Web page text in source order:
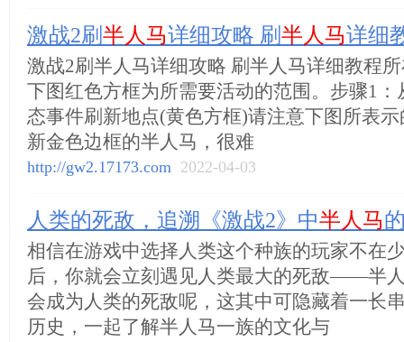
激战2刷半人马详细攻略 刷半人马详细
激战2刷半人马详细攻略 刷半人马详细教程
下图红色方框为所需要活动的范围。步骤1
态事件刷新地点(黄色方框)请注意下图所表
新金色边框的半人马，很难
http://gw2.17173.com 2022-04-03
人类的死敌，追溯《激战2》中半人马
相信在游戏中选择人类这个种族的玩家不在
后，你就会立刻遇见人类最大的死敌——半
会成为人类的死敌呢，这其中可隐藏着一长
历史，一起了解半人马一族的文化与